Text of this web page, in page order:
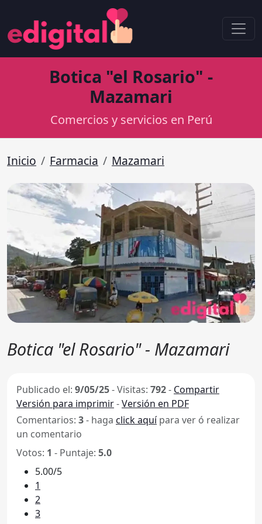
Botica "el Rosario" -
Mazamari
Comercios y servicios en Perú
Inicio Farmacia Mazamari
Botica "el Rosario" - Mazamari
Publicado el: 9/05/25-Visitas: 792- Compartir
Versión para imprimir-Versión en PDF
Comentarios: 3- haga click aquípara ver ó realizar
un comentario
Votos: 1 - Puntaje: 5.0
5.00/5
1
2
3